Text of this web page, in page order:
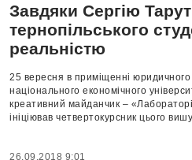
Завдяки Сергію
тернопільського
реальністю
25 вересня в приміщенні юридичного
національного економічного
креативний майданчик –
ініціював четвертокурсник цього
26.09.2018 9:01